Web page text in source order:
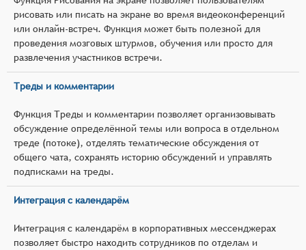
рисовать или писать на экране во время видеоконференций
или онлайн-встреч. Функция может быть полезной для
проведения мозговых штурмов, обучения или просто для
развлечения участников встречи.
Треды и комментарии
Функция Треды и комментарии позволяет организовывать
обсуждение определённой темы или вопроса в отдельном
треде (потоке), отделять тематические обсуждения от
общего чата, сохранять историю обсуждений и управлять
подписками на треды.
Интеграция с календарём
Интеграция с календарём в корпоративных мессенджерах
позволяет быстро находить сотрудников по отделам и